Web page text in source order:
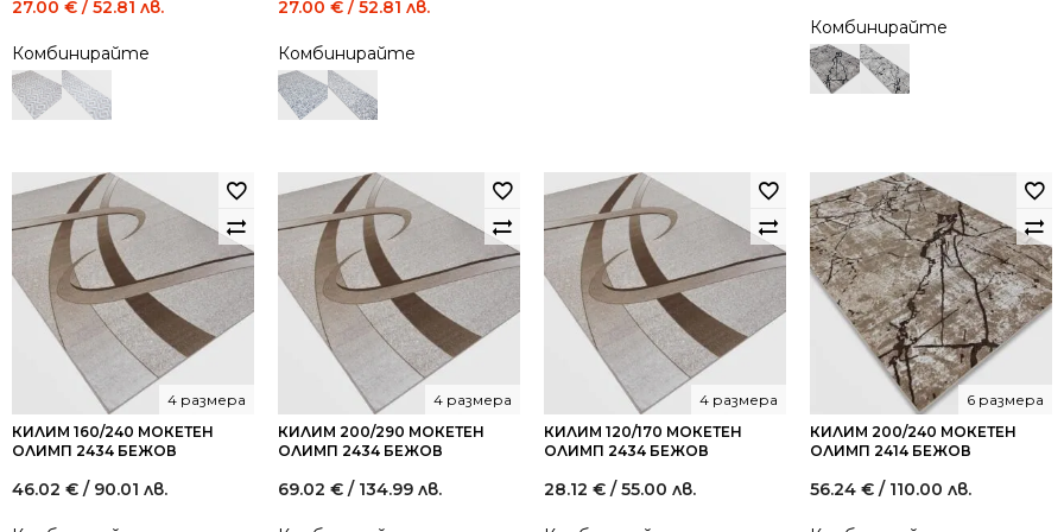
Original
was:
49.00 €
/
27.00 € / 52.81 лв.
Комбинирайте
Original
was:
49.00 €
/
27.00 € / 52.81 лв.
Комбинирайте
Комбинирайте
КИЛИМ 160/240 МОКЕТЕН
ОЛИМП 2434 БЕЖОВ
4 размера
46.02 € / 90.01 лв.
КИЛИМ 200/290 МОКЕТЕН
ОЛИМП 2434 БЕЖОВ
4 размера
69.02 € / 134.99 лв.
КИЛИМ 120/170 МОКЕТЕН
ОЛИМП 2434 БЕЖОВ
4 размера
28.12 € / 55.00 лв.
КИЛИМ 200/240 МОКЕТЕН
ОЛИМП 2414 БЕЖОВ
6 размера
56.24 € / 110.00 лв.